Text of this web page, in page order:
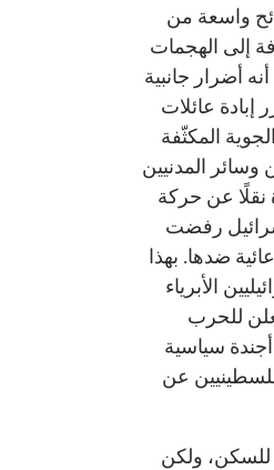
واسعة من
إلى الهجمات
أضرار جانبية
عائلات
المكثّفة
وسائر المدنيين
نقلًا عن حركة
رفضت
ضدها. بهذا
الأبرياء
للحرب
سياسية
عن
للسكن، ولكن